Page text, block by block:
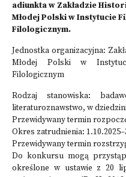
adiunkta w Zakładzie
Młodej Polski w Instytucie
Filologicznym.
Jednostka organizacyjna:
Młodej Polski w
Filologicznym
Rodzaj stanowiska:
literaturoznawstwo, w
Przewidywany termin
Okres zatrudnienia:
Przewidywany termin
Do konkursu mogą
określone w ustawie z 20